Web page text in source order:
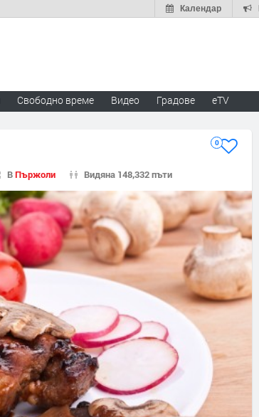
Календар
Свободно време Видео Градове eTV
0
ВПържоли Видяна 148,332 пъти